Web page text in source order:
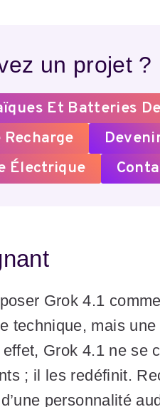
un projet ?
Et Batteries
Électrique
Grok 4.1
technique, mais
Grok 4.1 ne se
; il les redéfinit.
personnalité